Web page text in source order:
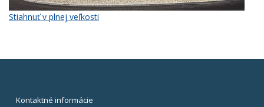
Stiahnuť v plnej veľkosti
Kontaktné informácie